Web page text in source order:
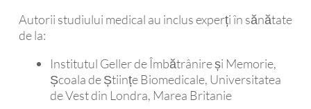
Autorii studiului medical au inclus experți în sănătate
de la:
Institutul Geller de Îmbătrânire și Memorie,
Școala de Științe Biomedicale, Universitatea
de Vest din Londra, Marea Britanie